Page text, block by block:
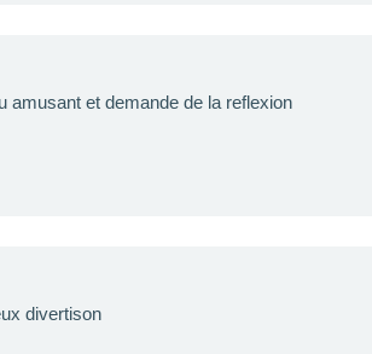
amusant et demande de la reflexion
divertison